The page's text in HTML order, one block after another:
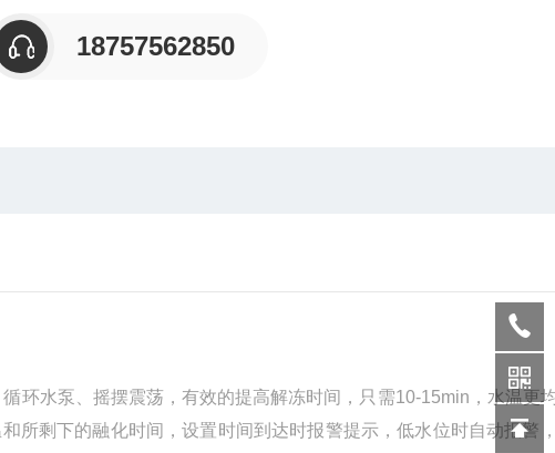
18757562850
环水泵、摇摆震荡，有效的提高解冻时间，只需10-15min，水温更
所剩下的融化时间，设置时间到达时报警提示，低水位时自动报警